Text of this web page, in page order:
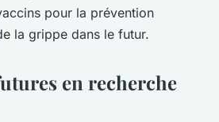
pour la prévention
la grippe dans le futur.
en recherche